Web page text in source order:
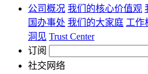
公司概况 我们的核心价值观
国办事处 我们的大家庭 工作
洞见 Trust Center
订阅
社交网络